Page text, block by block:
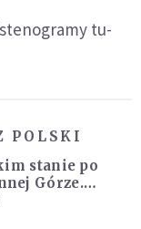
tu-
POLSKI
stanie po
Górze.
dwóch